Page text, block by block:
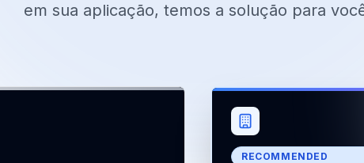
em sua aplicação, temos a solução para
RECOMMENDED